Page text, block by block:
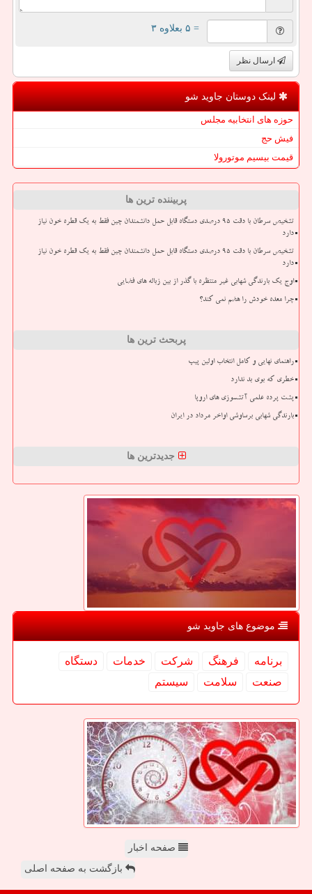
= ۵ بعلاوه ۳
ارسال نظر
لینک دوستان جاوید شو
حوزه های انتخابیه مجلس
فیش حج
قیمت بیسیم موتورولا
پربیننده ترین ها
تشخیص سرطان با دقت ۹۵ درصدی دستگاه قابل حمل دانشمندان چین فقط به یک قطره خون نیاز
دارد
تشخیص سرطان با دقت ۹۵ درصدی دستگاه قابل حمل دانشمندان چین فقط به یک قطره خون نیاز
دارد
اوج یک بارندگی شهابی غیر منتظره با گذر از بین زباله های فضایی
چرا معده خودش را هضم نمی کند؟
پربحث ترین ها
راهنمای نهایی و کامل انتخاب اولین پیپ
خطری که بوی بد ندارد
پشت پرده علمی آتشسوزی های اروپا
بارندگی شهابی برساوشی اواخر مرداد در ایران
جدیدترین ها
موضوع های جاوید شو
برنامه فرهنگ شركت خدمات
دستگاه
صنعت
سلامت سیستم
صفحه اخبار
بازگشت به صفحه اصلی